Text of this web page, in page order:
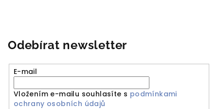
Odebírat newsletter
E-mail
Vložením e-mailu souhlasíte s podmínkami
ochrany osobních údajů